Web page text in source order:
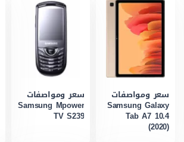
سعر ومواصفات
Samsung Galaxy
Tab A7 10.4
(2020)
سعر ومواصفات
Samsung Mpower
TV S239